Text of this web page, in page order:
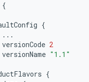
{
{
...
versionCode 2
versionName "1.1"
{